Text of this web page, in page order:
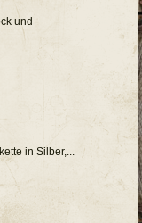
und
in Silber,...